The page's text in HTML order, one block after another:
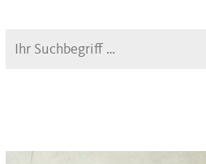
Suche